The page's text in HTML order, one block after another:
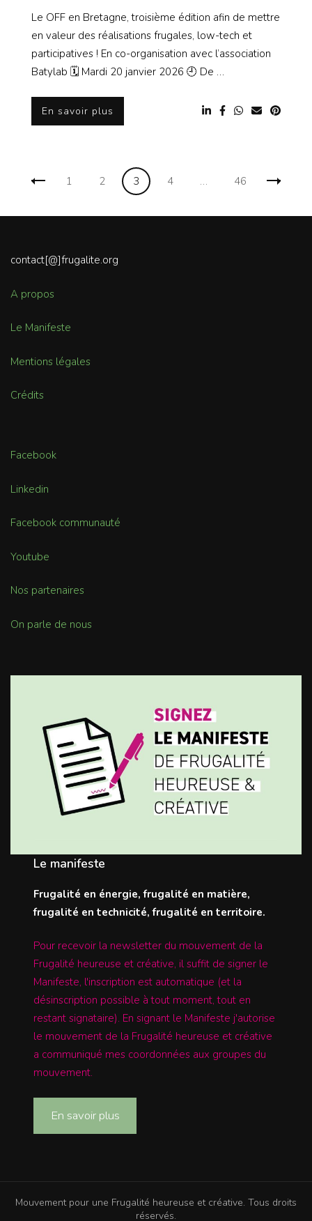
Le OFF en Bretagne, troisième édition afin de mettre
en valeur des réalisations frugales, low-tech et
participatives ! En co-organisation avec l’association
Batylab 🗓 Mardi 20 janvier 2026 🕘 De …
En savoir plus
Navigation
articles
Page
1 Page
2 Page
3 Page
4 … Page
46
contact[@]frugalite.org
A propos
Le Manifeste
Mentions légales
Crédits
Facebook
Linkedin
Facebook communauté
Youtube
Nos partenaires
On parle de nous
Le manifeste
Frugalité en énergie, frugalité en matière,
frugalité en technicité, frugalité en territoire.
Pour recevoir la newsletter du mouvement de la
Frugalité heureuse et créative, il suffit de signer le
Manifeste, l'inscription est automatique (et la
désinscription possible à tout moment, tout en
restant signataire). En signant le Manifeste j'autorise
le mouvement de la Frugalité heureuse et créative
a communiqué mes coordonnées aux groupes du
mouvement.
En savoir plus
Mouvement pour une Frugalité heureuse et créative. Tous droits
réservés.